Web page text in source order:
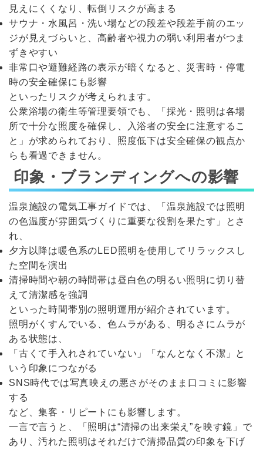
見えにくくなり、転倒リスクが高まる
サウナ・水風呂・洗い場などの段差や段差手前のエッ
ジが見えづらいと、高齢者や視力の弱い利用者がつま
ずきやすい
非常口や避難経路の表示が暗くなると、災害時・停電
時の安全確保にも影響
といったリスクが考えられます。
公衆浴場の衛生等管理要領でも、「採光・照明は各場
所で十分な照度を確保し、入浴者の安全に注意するこ
と」が求められており、照度低下は安全確保の観点か
らも看過できません。
印象・ブランディングへの影響
温泉施設の電気工事ガイドでは、「温泉施設では照明
の色温度が雰囲気づくりに重要な役割を果たす」とさ
れ、
夕方以降は暖色系のLED照明を使用してリラックスし
た空間を演出
清掃時間や朝の時間帯は昼白色の明るい照明に切り替
えて清潔感を強調
といった時間帯別の照明運用が紹介されています。
照明がくすんでいる、色ムラがある、明るさにムラが
ある状態は、
「古くて手入れされていない」「なんとなく不潔」と
いう印象につながる
SNS時代では写真映えの悪さがそのまま口コミに影響
する
など、集客・リピートにも影響します。
一言で言うと、「照明は“清掃の出来栄え”を映す鏡」で
あり、汚れた照明はそれだけで清掃品質の印象を下げ